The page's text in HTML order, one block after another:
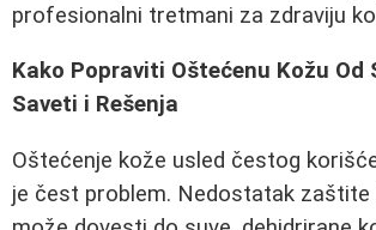
profesionalni tretmani za zdraviju
Kako Popraviti Oštećenu Kožu Od
Saveti i Rešenja
Oštećenje kože usled čestog
je čest problem. Nedostatak zaštite